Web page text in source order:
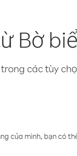
Bờ
các tùy
của mình, bạn có